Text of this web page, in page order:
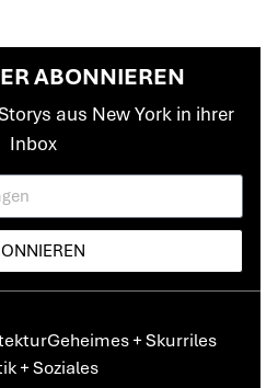
ABONNIEREN
aus New York in ihrer
Inbox
Geheimes + Skurriles
+ Soziales